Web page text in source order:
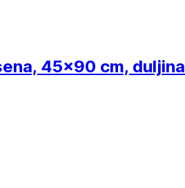
45x90 cm, duljina